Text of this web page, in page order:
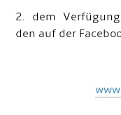
2. dem
den auf der